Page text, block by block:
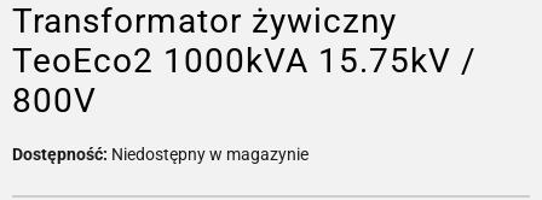
Transformator żywiczny
TeoEco2 1000kVA 15.75kV /
800V
Dostępność: Niedostępny w magazynie